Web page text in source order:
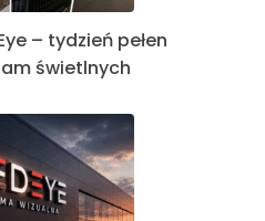
– tydzień pełen
świetlnych